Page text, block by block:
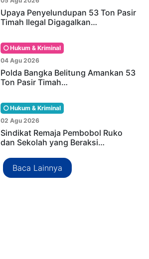
Upaya Penyelundupan 53 Ton Pasir
Timah Ilegal Digagalkan…
Hukum & Kriminal
04 Agu 2026
Polda Bangka Belitung Amankan 53
Ton Pasir Timah…
Hukum & Kriminal
02 Agu 2026
Sindikat Remaja Pembobol Ruko
dan Sekolah yang Beraksi…
Baca Lainnya